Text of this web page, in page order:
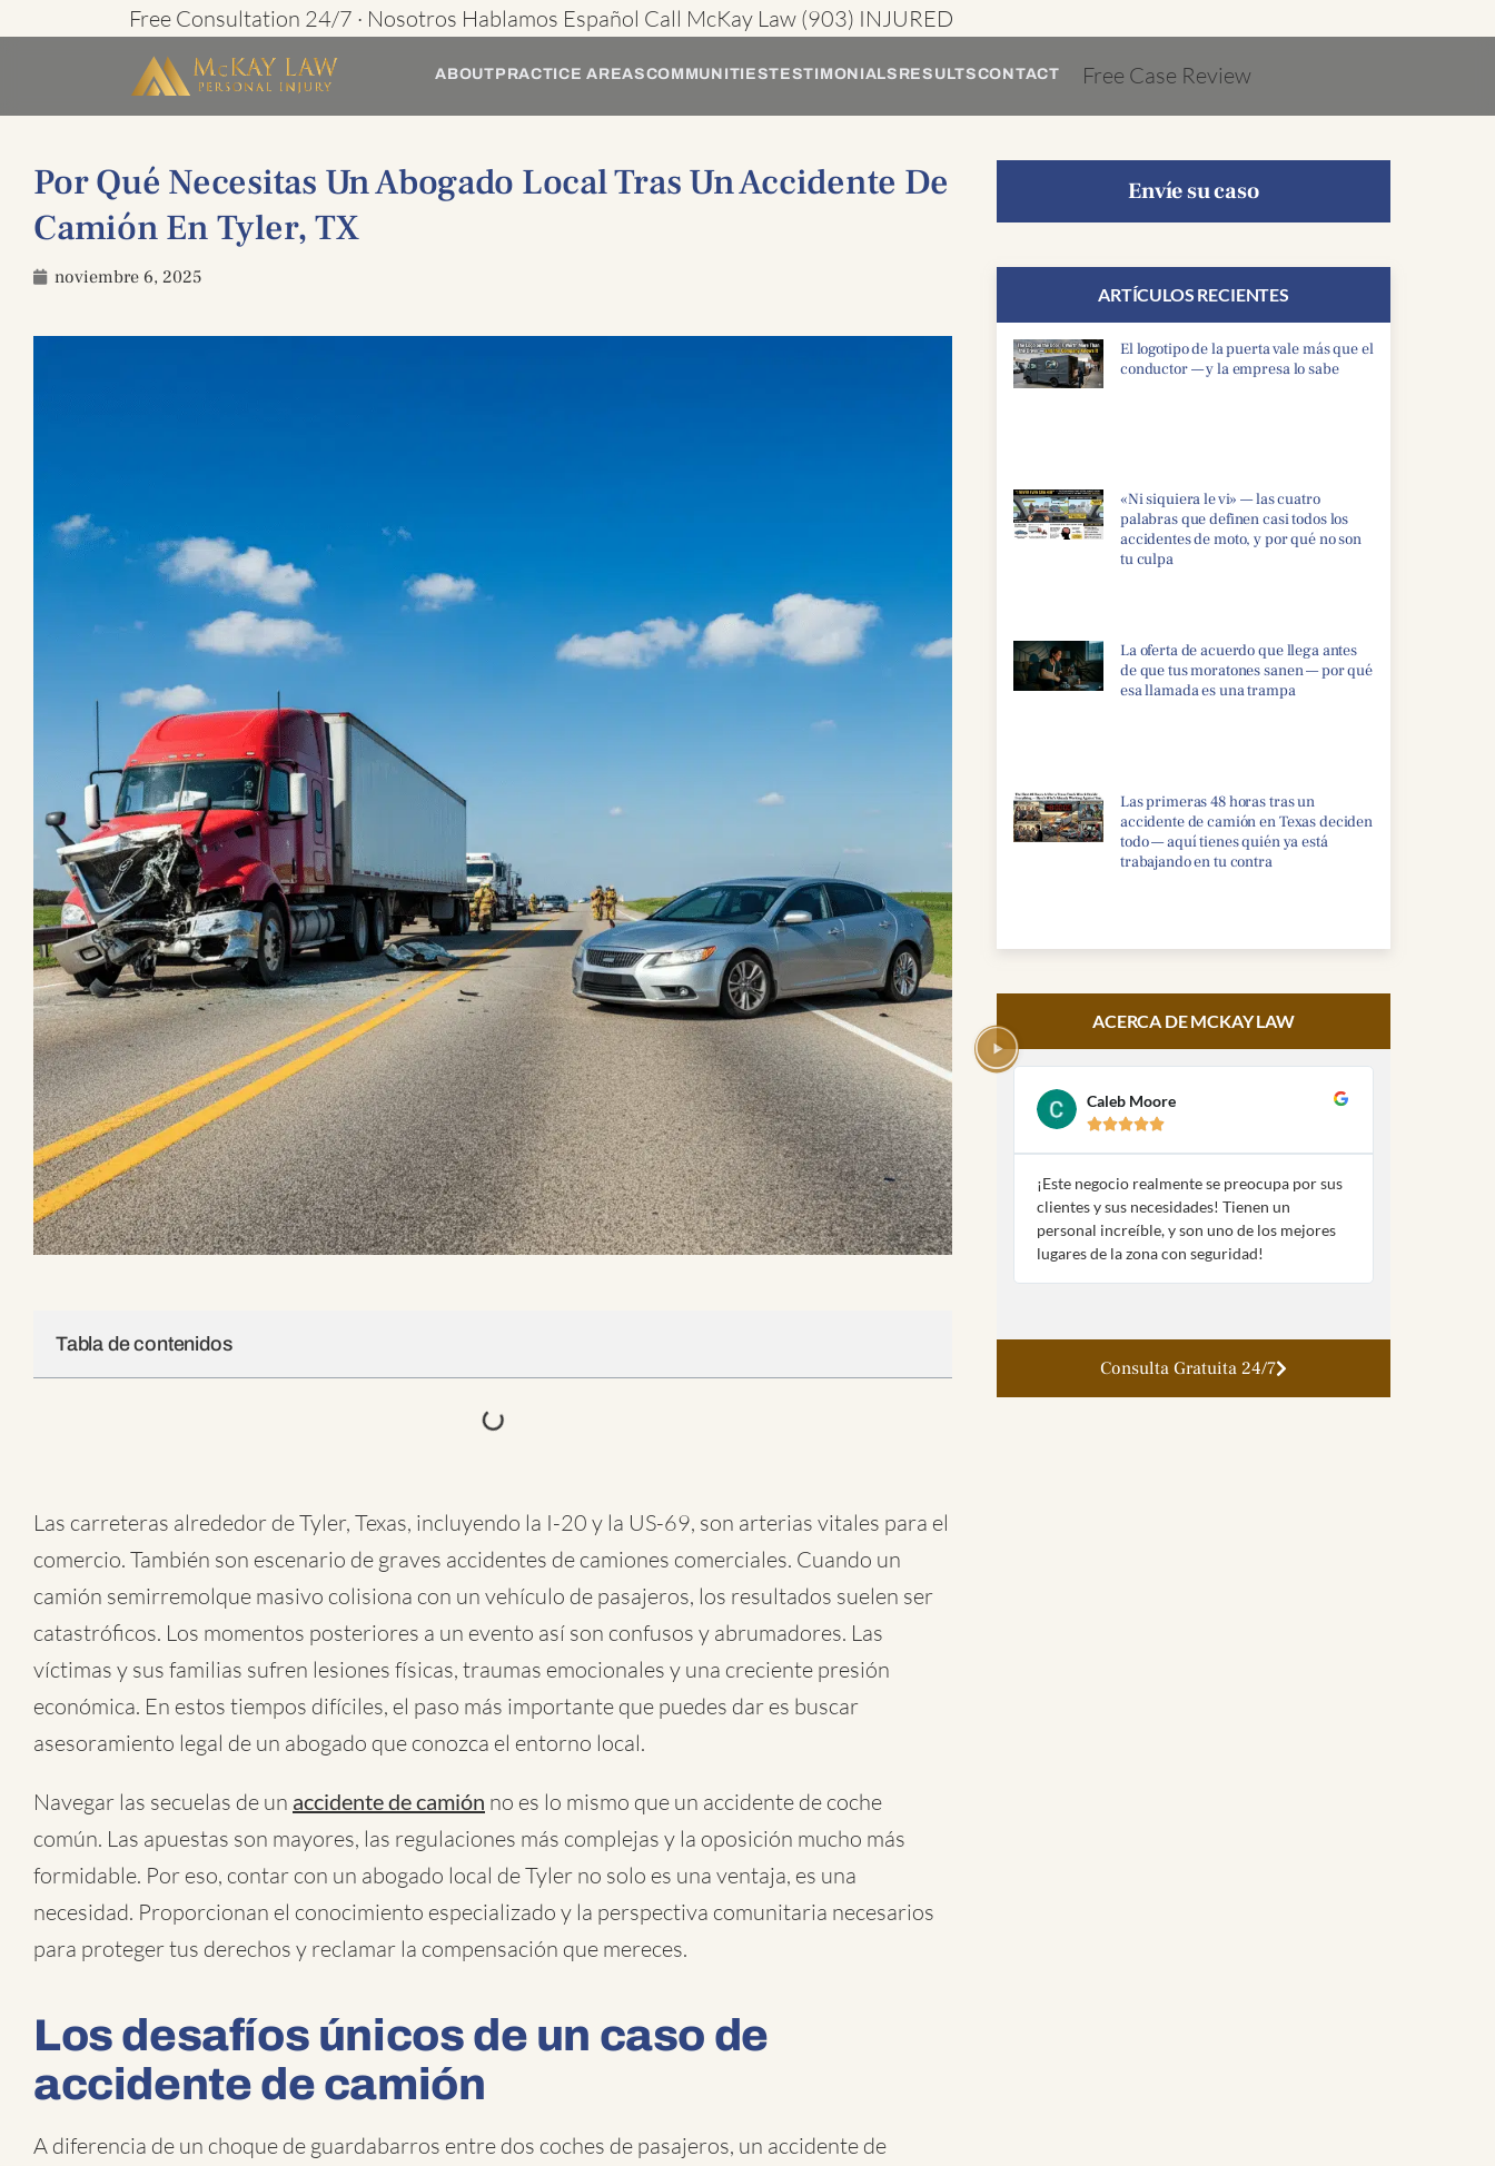
Free Consultation 24/7 · Nosotros Hablamos Español Call McKay Law (903) INJURED
ABOUTPRACTICE AREASCOMMUNITIESTESTIMONIALS RESULTSCONTACT Free Case Review
Por Qué Necesitas Un Abogado Local Tras Un Accidente De
Camión En Tyler, TX
noviembre 6, 2025
Tabla de contenidos
Las carreteras alrededor de Tyler, Texas, incluyendo la I-20 y la US-69, son arterias vitales para el
comercio. También son escenario de graves accidentes de camiones comerciales. Cuando un
camión semirremolque masivo colisiona con un vehículo de pasajeros, los resultados suelen ser
catastróficos. Los momentos posteriores a un evento así son confusos y abrumadores. Las
víctimas y sus familias sufren lesiones físicas, traumas emocionales y una creciente presión
económica. En estos tiempos difíciles, el paso más importante que puedes dar es buscar
asesoramiento legal de un abogado que conozca el entorno local.
Navegar las secuelas de un accidente de camión no es lo mismo que un accidente de coche
común. Las apuestas son mayores, las regulaciones más complejas y la oposición mucho más
formidable. Por eso, contar con un abogado local de Tyler no solo es una ventaja, es una
necesidad. Proporcionan el conocimiento especializado y la perspectiva comunitaria necesarios
para proteger tus derechos y reclamar la compensación que mereces.
Los desafíos únicos de un caso de
accidente de camión
A diferencia de un choque de guardabarros entre dos coches de pasajeros, un accidente de
Envíe su caso
ARTÍCULOS RECIENTES
El logotipo de la puerta vale más que el
conductor — y la empresa lo sabe
«Ni siquiera le vi» — las cuatro
palabras que definen casi todos los
accidentes de moto, y por qué no son
tu culpa
La oferta de acuerdo que llega antes
de que tus moratones sanen — por qué
esa llamada es una trampa
Las primeras 48 horas tras un
accidente de camión en Texas deciden
todo — aquí tienes quién ya está
trabajando en tu contra
ACERCA DE MCKAY LAW
Caleb Moore

¡Este negocio realmente se preocupa por sus
clientes y sus necesidades! Tienen un
personal increíble, y son uno de los mejores
lugares de la zona con seguridad!
Consulta Gratuita 24/7